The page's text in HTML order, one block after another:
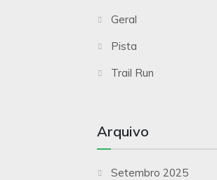
Geral
Pista
Trail Run
Arquivo
Setembro 2025